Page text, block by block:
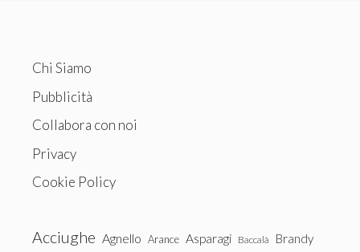
Chi Siamo
Pubblicità
Collabora con noi
Privacy
Cookie Policy
Acciughe Agnello Arance Asparagi Baccalà Brandy